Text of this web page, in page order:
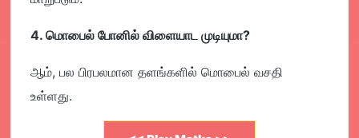
4. மொபைல் போனில் விளையாட முடியுமா?
ஆம், பல பிரபலமான தளங்களில் மொபைல் வசதி
உள்ளது.